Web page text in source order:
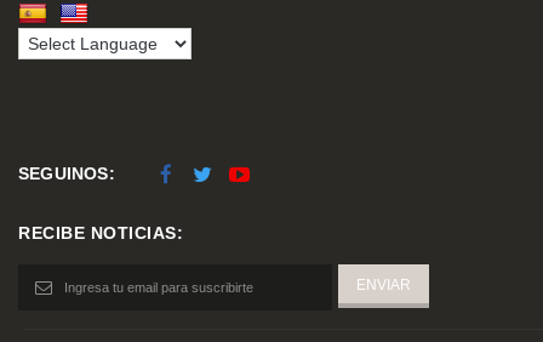
SEGUINOS:
RECIBE NOTICIAS: